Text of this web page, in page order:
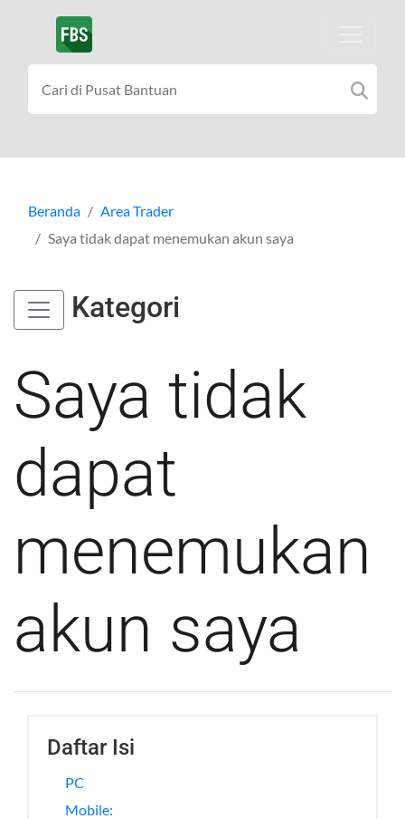
Beranda
Area Trader
Saya tidak dapat menemukan akun saya
Kategori
Saya tidak
dapat
menemukan
akun saya
Daftar Isi
PC
Mobile: